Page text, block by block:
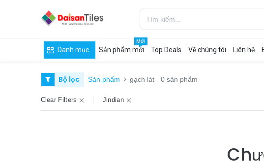
Danh mục Sản phẩm mới
MỚI
Top Deals Về chúng tôi Liên hệ
Bộ lọc Sản phẩm gạch lát- 0 sản phẩm
Clear Filters Jindian